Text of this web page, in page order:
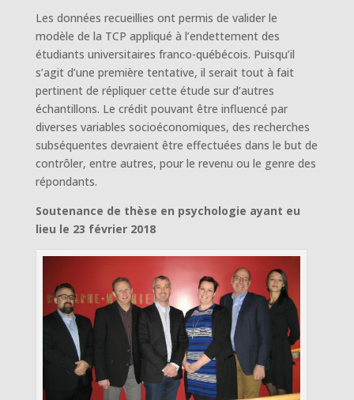
Les données recueillies ont permis de valider le
modèle de la TCP appliqué à l’endettement des
étudiants universitaires franco-québécois. Puisqu’il
s’agit d’une première tentative, il serait tout à fait
pertinent de répliquer cette étude sur d’autres
échantillons. Le crédit pouvant être influencé par
diverses variables socioéconomiques, des recherches
subséquentes devraient être effectuées dans le but de
contrôler, entre autres, pour le revenu ou le genre des
répondants.
Soutenance de thèse en psychologie ayant eu
lieu le 23 février 2018